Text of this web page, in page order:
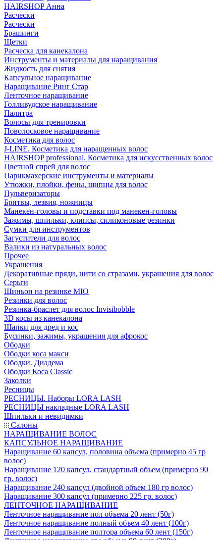
HAIRSHOP Анна
Расчески
Расчески
Брашинги
Щетки
Расческа для канекалона
Инструменты и материалы для наращивания
Жидкость для снятия
Капсульное наращивание
Наращивание Ринг Стар
Ленточное наращивание
Голливудское наращивание
Палитра
Волосы для тренировки
Поволосковое наращивание
Косметика для волос
J-LINE. Косметика для наращенных волос
HAIRSHOP professional. Косметика для искусственных волос
Цветной спрей для волос
Парикмахерские инструменты и материалы
Утюжки, плойки, фены, щипцы для волос
Пульверизаторы
Бритвы, лезвия, ножницы
Манекен-головы и подставки под манекен-головы
Зажимы, шпильки, клипсы, силиконовые резинки
Сумки для инструментов
Загустители для волос
Валики из натуральных волос
Прочее
Украшения
Декоративные пряди, нити со стразами, украшения для волос
Серьги
Шиньон на резинке MIO
Резинки для волос
Резинка-браслет для волос Invisibobble
3D косы из канекалона
Шапки для дред и кос
Бусинки, зажимы, украшения для афрокос
Ободки
Ободки коса макси
Ободки. Диадема
Ободки Коса Classic
Заколки
Ресницы
РЕСНИЦЫ. Наборы LORA LASH
РЕСНИЦЫ накладные LORA LASH
Шпильки и невидимки
Салоны
НАРАЩИВАНИЕ ВОЛОС
КАПСУЛЬНОЕ НАРАЩИВАНИЕ
Наращивание 60 капсул, половина объема (примерно 45 гр
волос)
Наращивание 120 капсул, стандартный объем (примерно 90
гр. волос)
Наращивание 240 капсул (двойной объем 180 гр волос)
Наращивание 300 капсул (примерно 225 гр. волос)
ЛЕНТОЧНОЕ НАРАЩИВАНИЕ
Ленточное наращивание пол объема 20 лент (50г)
Ленточное наращивание полный объем 40 лент (100г)
Ленточное наращивание полтора объема 60 лент (150г)